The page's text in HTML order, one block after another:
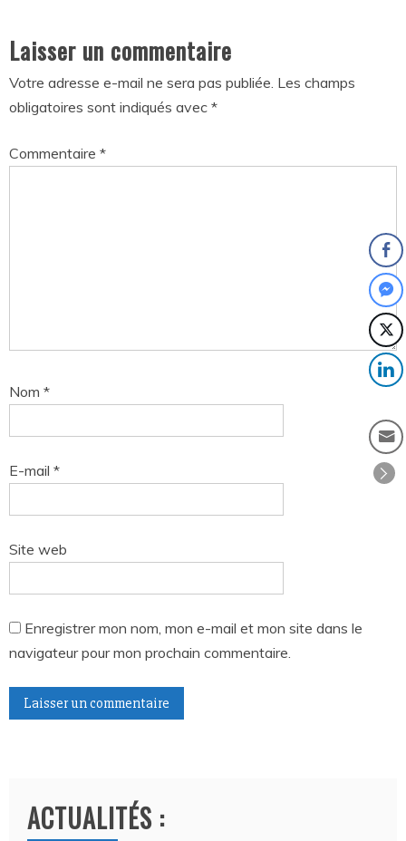
Laisser un commentaire
Votre adresse e-mail ne sera pas publiée. Les champs
obligatoires sont indiqués avec *
Commentaire *
Nom *
E-mail *
Site web
Enregistrer mon nom, mon e-mail et mon site dans le
navigateur pour mon prochain commentaire.
ACTUALITÉS :